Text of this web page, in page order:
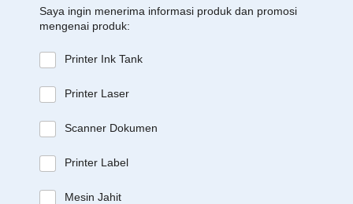
Saya ingin menerima informasi produk dan promosi
mengenai produk:
Printer Ink Tank
Printer Laser
Scanner Dokumen
Printer Label
Mesin Jahit